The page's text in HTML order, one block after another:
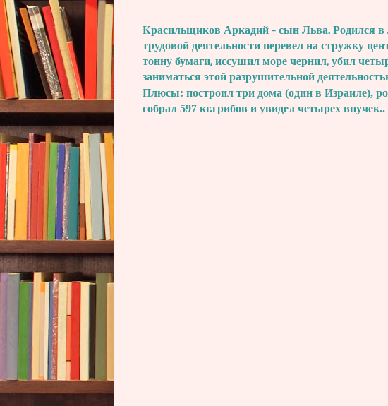
Красильщиков Аркадий - сын Льва. Родился в
трудовой деятельности перевел на стружку
тонну бумаги, иссушил море чернил, убил
заниматься этой разрушительной
Плюсы: построил три дома (один в Израиле),
собрал 597 кг.грибов и увидел четырех внучек..